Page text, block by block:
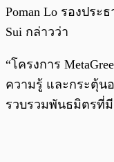
Poman Lo รองประ
Sui กล่าวว่า
“โครงการ
ความรู้ และกระตุ้น
รวบรวมพันธมิตรที่